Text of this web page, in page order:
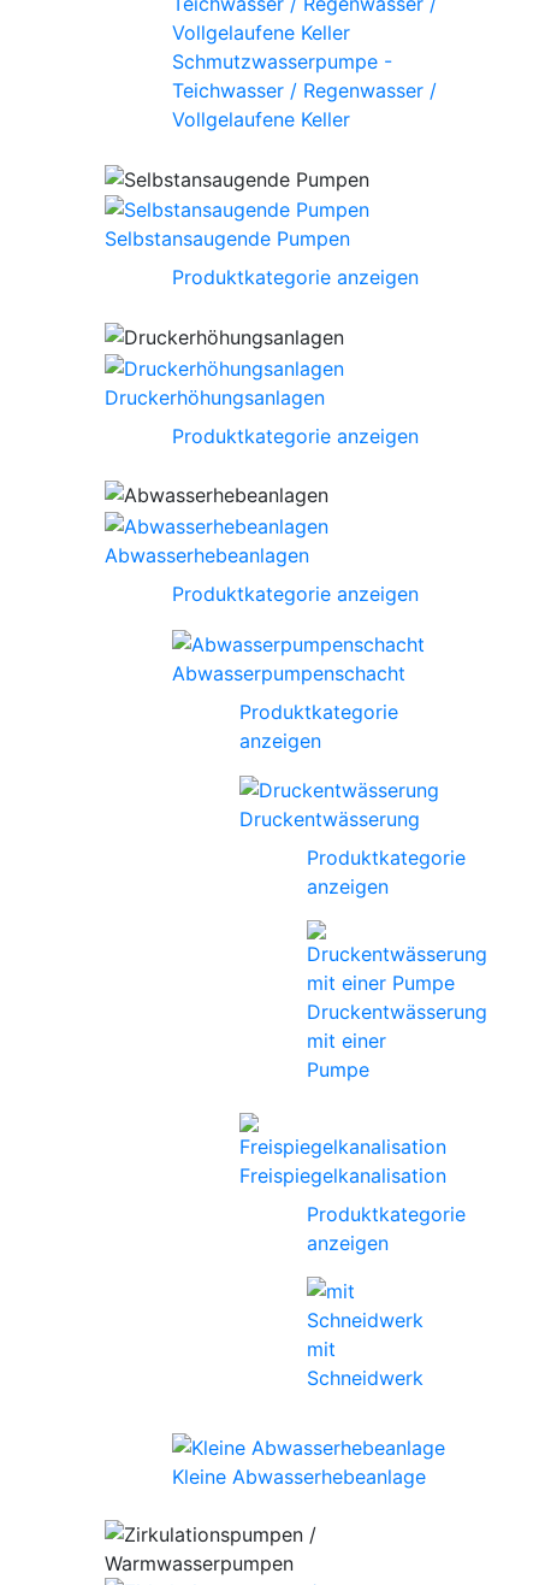
Schmutzwasserpumpe -
Teichwasser / Regenwasser /
Vollgelaufene Keller
Selbstansaugende Pumpen
Produktkategorie anzeigen
Druckerhöhungsanlagen
Produktkategorie anzeigen
Abwasserhebeanlagen
Produktkategorie anzeigen
Abwasserpumpenschacht
Produktkategorie
anzeigen
Druckentwässerung
Produktkategorie
anzeigen
Druckentwässerung
mit einer
Pumpe
Freispiegelkanalisation
Produktkategorie
anzeigen
mit
Schneidwerk
Kleine Abwasserhebeanlage